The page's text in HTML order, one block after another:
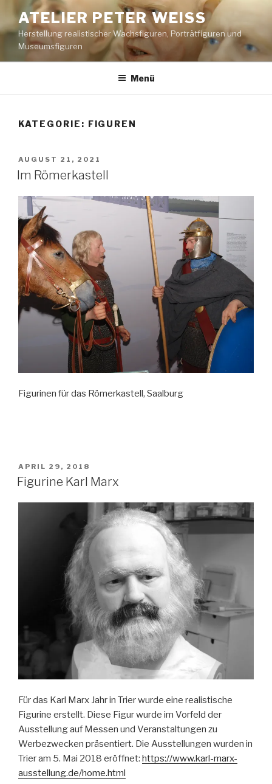
Inhalt
springen
ATELIER PETER WEISS
Herstellung realistischer Wachsfiguren, Porträtfiguren und
Museumsfiguren
Menü
KATEGORIE: FIGUREN
VERÖFFENTLICHT
AM
AUGUST 21, 2021
Im Römerkastell
Figurinen für das Römerkastell, Saalburg
VERÖFFENTLICHT
AM
APRIL 29, 2018
Figurine Karl Marx
Für das Karl Marx Jahr in Trier wurde eine realistische
Figurine erstellt. Diese Figur wurde im Vorfeld der
Ausstellung auf Messen und Veranstaltungen zu
Werbezwecken präsentiert. Die Ausstellungen wurden in
Trier am 5. Mai 2018 eröffnet: https://www.karl-marx-
ausstellung.de/home.html